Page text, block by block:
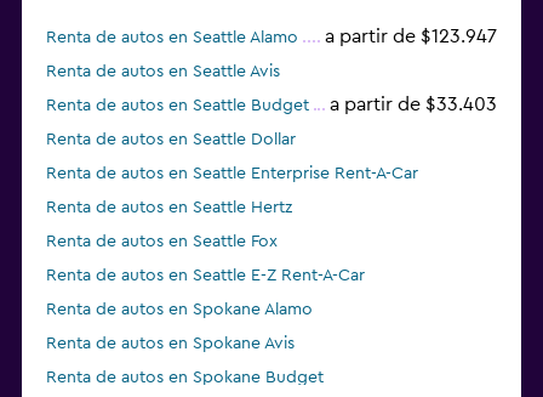
Renta de autos en Seattle Alamo a partir de $123.947
Renta de autos en Seattle Avis
Renta de autos en Seattle Budget
a partir de $33.403
Renta de autos en Seattle Dollar
Renta de autos en Seattle Enterprise Rent-A-Car
Renta de autos en Seattle Hertz
Renta de autos en Seattle Fox
Renta de autos en Seattle E-Z Rent-A-Car
Renta de autos en Spokane Alamo
Renta de autos en Spokane Avis
Renta de autos en Spokane Budget